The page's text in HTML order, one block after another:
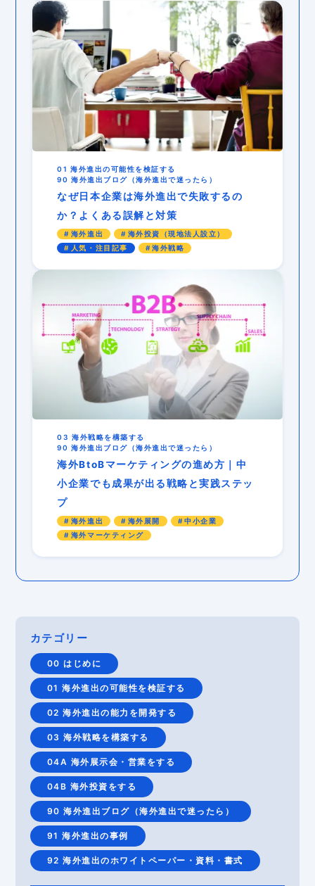
01 海外進出の可能性を検証する
90 海外進出ブログ（海外進出で迷ったら）
なぜ日本企業は海外進出で失敗するの
か？よくある誤解と対策
海外進出
海外投資（現地法人設立）
人気・注目記事
海外戦略
03 海外戦略を構築する
90 海外進出ブログ（海外進出で迷ったら）
海外BtoBマーケティングの進め方｜中
小企業でも成果が出る戦略と実践ステッ
プ
海外進出 海外展開
中小企業
海外マーケティング
カテゴリー
00 はじめに
01 海外進出の可能性を検証する
02 海外進出の能力を開発する
03 海外戦略を構築する
04A 海外展示会・営業をする
04B 海外投資をする
90 海外進出ブログ（海外進出で迷ったら）
91 海外進出の事例
92 海外進出のホワイトペーパー・資料・書式